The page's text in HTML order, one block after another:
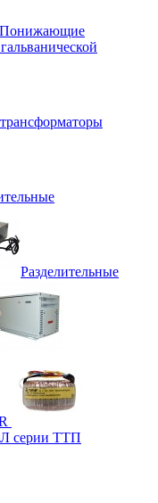
Понижающие
Разделительные
серии ТТП